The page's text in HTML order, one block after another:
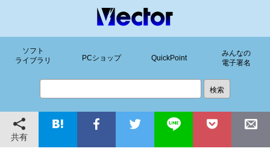
ソフト
ライブラリ
PCショップ QuickPoint
みんなの
電子署名
共有